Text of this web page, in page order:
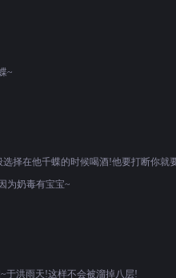
~
择在他千蝶的时候喝酒!他要打断你就
为奶毒有宝宝~
于洪雨天!这样不会被溜掉八层!